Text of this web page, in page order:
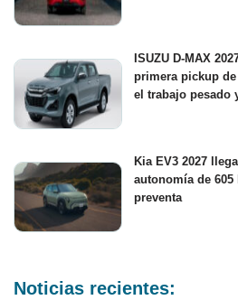
ISUZU D-MAX
primera pickup
el trabajo pesado
Kia EV3 2027
autonomía de
preventa
Noticias recientes: